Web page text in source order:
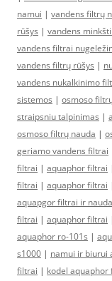
namui | vandens filtrų
rūšys | vandens
vandens filtrai
vandens filtrų rūšys |
vandens nukalkinimo
sistemos | osmoso
straipsniu talpinimas |
osmoso filtrų nauda |
geriamo vandens filtrai
filtrai | aquaphor filtrai
filtrai | aquaphor filtrai
aquapgor filtrai ir nauda
filtrai | aquaphor filtrai
aquaphor ro-101s |
s1000 | namui ir biurui
filtrai | kodel aquaphor